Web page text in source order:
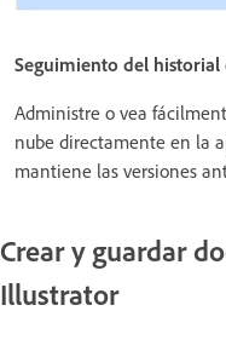
Seguimiento del historial
Administre o vea
nube directamente en la
mantiene las versiones
Crear y guardar
Illustrator